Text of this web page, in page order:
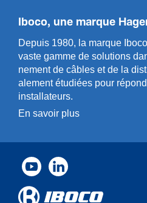
Iboco, une marque
Depuis 1980, la marque
vaste gamme de solut­ions
n­ement de câbles et de la
a­l­ement étudiées pour
installa­teurs.
En savoir plus